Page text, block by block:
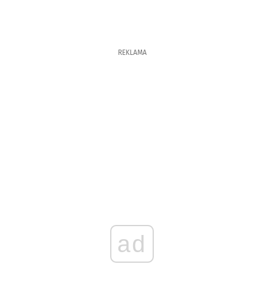
REKLAMA
ad